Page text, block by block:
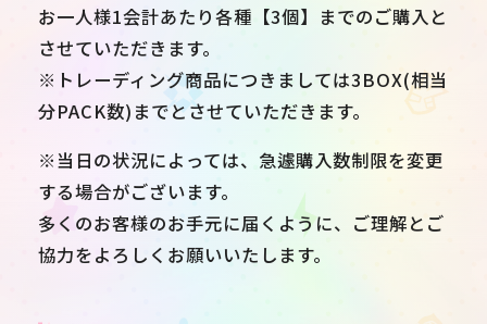
お一人様1会計あたり各種【3個】までのご購入と
させていただきます。
※トレーディング商品につきましては3BOX(相当
分PACK数)までとさせていただきます。
※当日の状況によっては、急遽購入数制限を変更
する場合がございます。
多くのお客様のお手元に届くように、ご理解とご
協力をよろしくお願いいたします。